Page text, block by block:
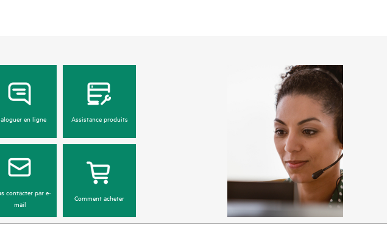
en ligne Assistance produits
contacter par e-
mail
Comment acheter